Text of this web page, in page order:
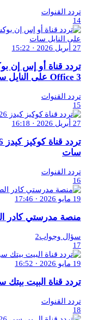
تردد القنوات
14
27 أبريل 2026 · 15:22
Office 3 على النايل سات
تردد القنوات
15
27 أبريل 2026 · 16:18
سات
تردد القنوات
16
19 مايو 2026 · 17:46
منصة مدرستي كادر الطلاب 1448 رابط
سؤال وجواب2
17
19 مايو 2026 · 16:52
تردد قناة البيت بيتك سينما 2026 الجديد على
تردد القنوات
18